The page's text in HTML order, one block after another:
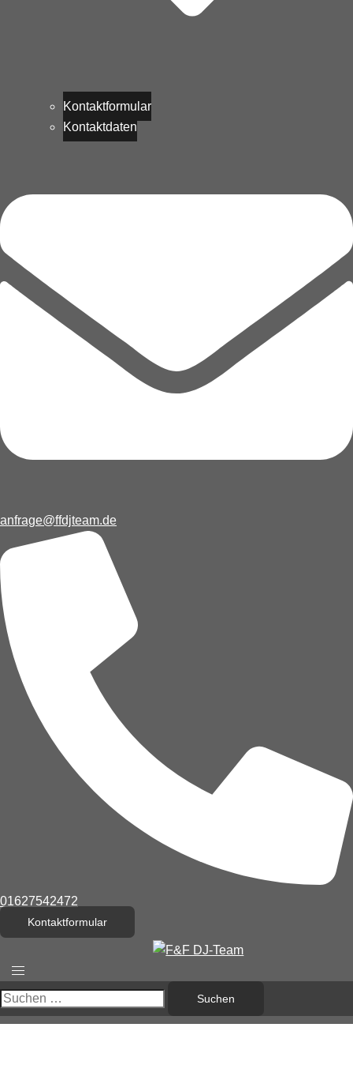
Kontaktformular
Kontaktdaten
anfrage@ffdjteam.de
01627542472
Kontaktformular
Menü
umschalten
Suchen
nach: